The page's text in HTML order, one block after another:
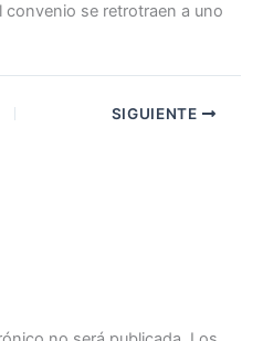
se retrotraen a uno
SIGUIENTE